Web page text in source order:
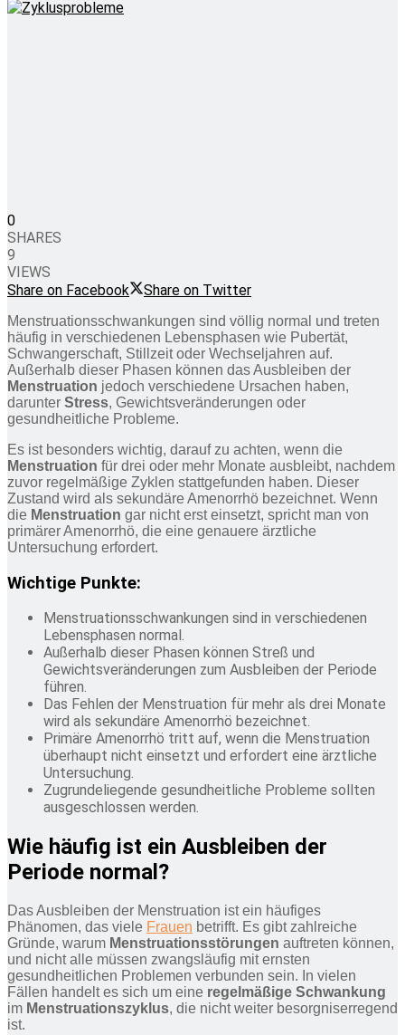
0
SHARES
9
VIEWS
Share on Facebook
Share on Twitter
Menstruationsschwankungen sind völlig normal und treten
häufig in verschiedenen Lebensphasen wie Pubertät,
Schwangerschaft, Stillzeit oder Wechseljahren auf.
Außerhalb dieser Phasen können das Ausbleiben der
Menstruation jedoch verschiedene Ursachen haben,
darunter Stress, Gewichtsveränderungen oder
gesundheitliche Probleme.
Es ist besonders wichtig, darauf zu achten, wenn die
Menstruation für drei oder mehr Monate ausbleibt, nachdem
zuvor regelmäßige Zyklen stattgefunden haben. Dieser
Zustand wird als sekundäre Amenorrhö bezeichnet. Wenn
die Menstruation gar nicht erst einsetzt, spricht man von
primärer Amenorrhö, die eine genauere ärztliche
Untersuchung erfordert.
Wichtige Punkte:
Menstruationsschwankungen sind in verschiedenen
Lebensphasen normal.
Außerhalb dieser Phasen können Streß und
Gewichtsveränderungen zum Ausbleiben der Periode
führen.
Das Fehlen der Menstruation für mehr als drei Monate
wird als sekundäre Amenorrhö bezeichnet.
Primäre Amenorrhö tritt auf, wenn die Menstruation
überhaupt nicht einsetzt und erfordert eine ärztliche
Untersuchung.
Zugrundeliegende gesundheitliche Probleme sollten
ausgeschlossen werden.
Wie häufig ist ein Ausbleiben der
Periode normal?
Das Ausbleiben der Menstruation ist ein häufiges
Phänomen, das viele Frauen betrifft. Es gibt zahlreiche
Gründe, warum Menstruationsstörungen auftreten können,
und nicht alle müssen zwangsläufig mit ernsten
gesundheitlichen Problemen verbunden sein. In vielen
Fällen handelt es sich um eine regelmäßige Schwankung
im Menstruationszyklus, die nicht weiter besorgniserregend
ist.